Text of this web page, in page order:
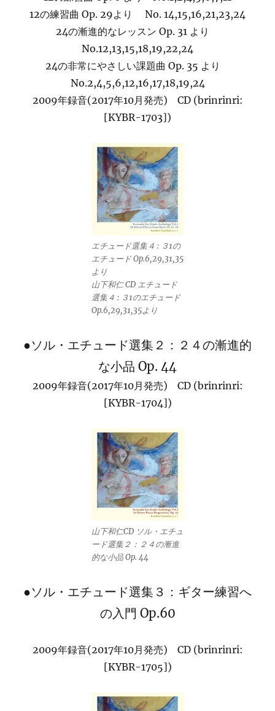
12の練習曲 Op. 29より No. 14,15,16,21,23,24
24の漸進的なレッスン Op. 31 より
No.12,13,15,18,19,22,24
24の非常にやさしい課題曲 Op. 35 より
No.2,4,5,6,12,16,17,18,19,24
2009年録音(2017年10月発売) CD (brinrinri:
[KYBR-1703])
エチュード選集４ : ３1の
エチュード Op.6,29,31,35
より
山下和仁 CD エチュード
選集４ : ３1のエチュード
Op.6,29,31,35より
●ソル・エチュード選集２：２４の漸進的
な小品 Op. 44
2009年録音(2017年10月発売) CD (brinrinri:
[KYBR-1704])
山下和仁CD ソル・エチュ
ード選集２：２４の漸進
的な小品 Op. 44
●ソル・エチュード選集３：ギター練習へ
の入門 Op.60
2009年録音(2017年10月発売) CD (brinrinri:
[KYBR-1705])